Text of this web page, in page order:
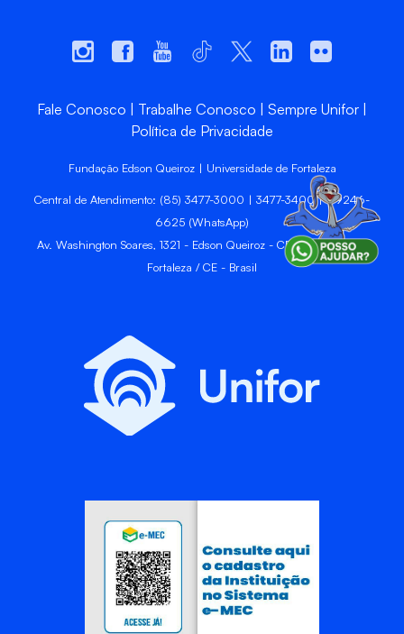
Fale Conosco Trabalhe Conosco
Sempre Unifor
Política de Privacidade
Fundação Edson Queiroz | Universidade de Fortaleza
Central de Atendimento: (85) 3477-3000 | 3477-3400 | 99246-
6625 (WhatsApp)
Av. Washington Soares, 1321 - Edson Queiroz - CEP 60811-905 -
Fortaleza / CE - Brasil